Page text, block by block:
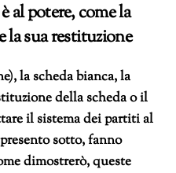
al potere, come la
la sua restituzione
la scheda bianca, la
della scheda o il
il sistema dei partiti al
sotto, fanno
dimostrerò, queste